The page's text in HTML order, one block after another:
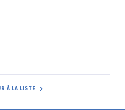
À LA LISTE